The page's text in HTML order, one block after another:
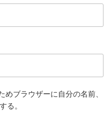
めブラウザーに自分の名前、
る。